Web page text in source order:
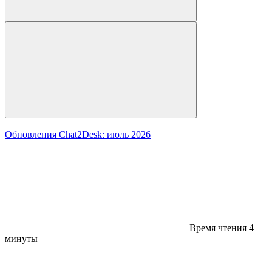
Обновления Chat2Desk: июль 2026
Время чтения 4
минуты